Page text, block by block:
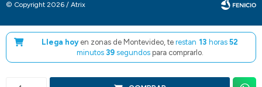
Llega hoy en zonas de Montevideo, te restan 13 horas 52
minutos 38segundos para comprarlo.
© Copyright 2026 / Atrix
Fenicio